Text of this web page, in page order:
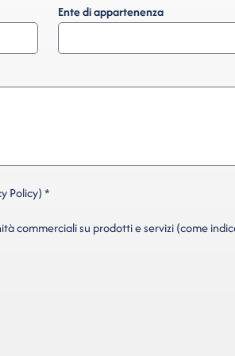
Ente di appartenenza
Policy) *
commerciali su prodotti e servizi (come